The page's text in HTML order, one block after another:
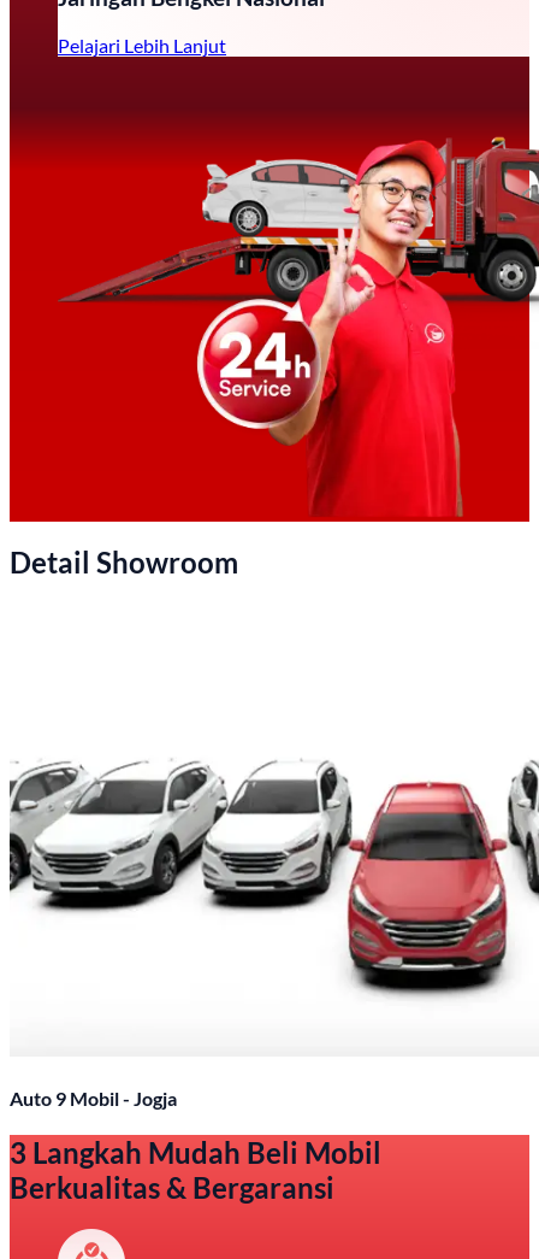
Pelajari Lebih Lanjut
Detail Showroom
Auto 9 Mobil - Jogja
3 Langkah Mudah Beli Mobil
Berkualitas & Bergaransi